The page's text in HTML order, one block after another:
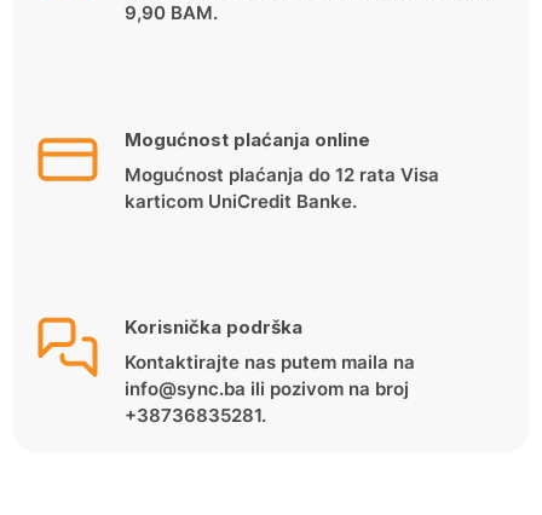
9,90 BAM.
Mogućnost plaćanja online
Mogućnost plaćanja do 12 rata Visa
karticom UniCredit Banke.
Korisnička podrška
Kontaktirajte nas putem maila na
info@sync.ba ili pozivom na broj
+38736835281.